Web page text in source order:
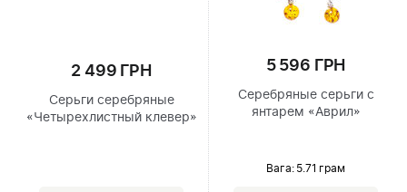
2 499 ГРН
Серьги серебряные
«Четырехлистный клевер»
5 596 ГРН
Серебряные серьги с
янтарем «Аврил»
Вага: 5.71 грам